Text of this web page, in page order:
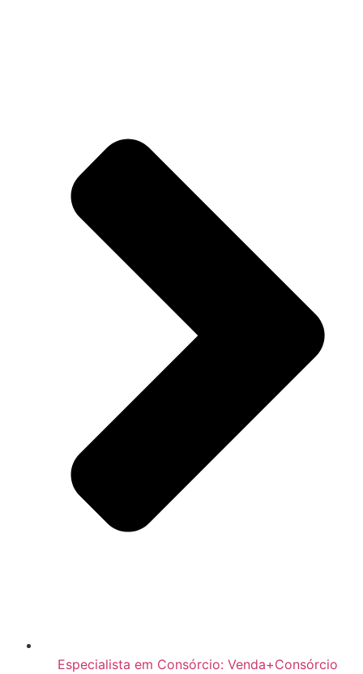
Especialista em Consórcio: Venda+Consórcio